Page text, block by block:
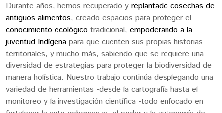
Durante años, hemos recuperado y replantado cosechas de
antiguos alimentos, creado espacios para proteger el
conocimiento ecológico tradicional, empoderando a la
juventud Indígena para que cuenten sus propias historias
territoriales, y mucho más, sabiendo que se requiere una
diversidad de estrategias para proteger la biodiversidad de
manera holística. Nuestro trabajo continúa desplegando una
variedad de herramientas -desde la cartografía hasta el
monitoreo y la investigación científica -todo enfocado en